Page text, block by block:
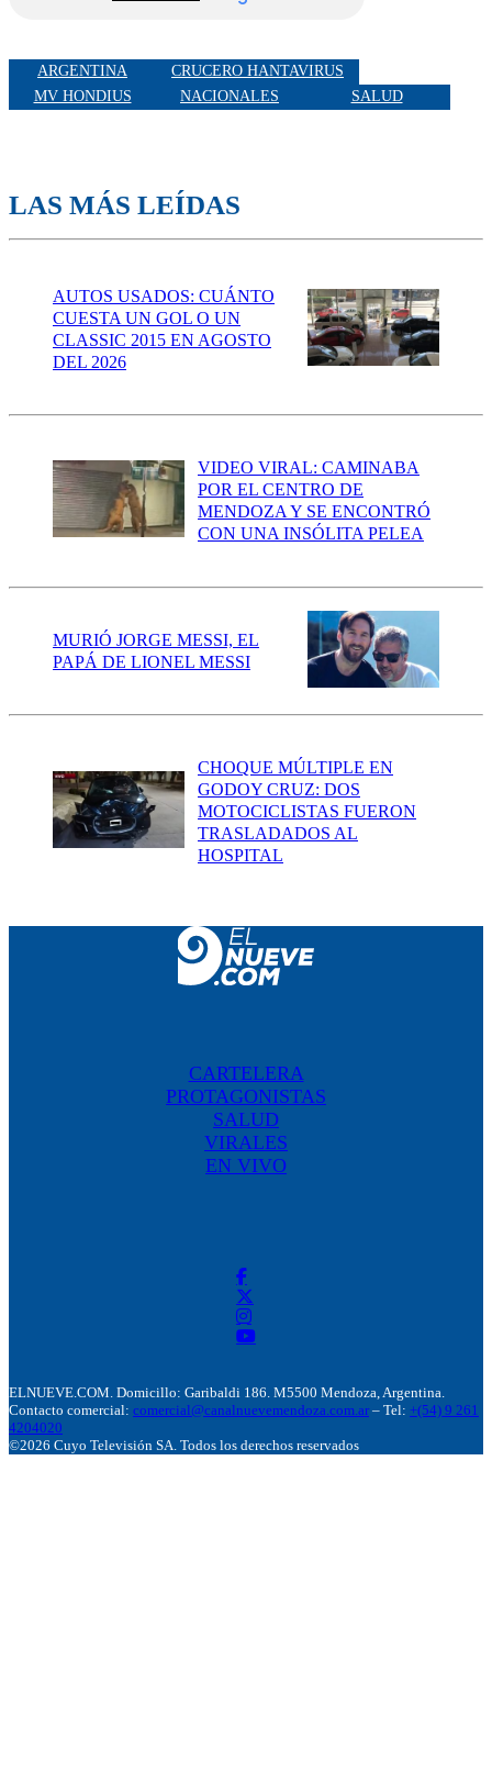
ARGENTINA
CRUCERO HANTAVIRUS
MV HONDIUS
NACIONALES SALUD
LAS MÁS LEÍDAS
AUTOS USADOS: CUÁNTO
CUESTA UN GOL O UN
CLASSIC 2015 EN AGOSTO
DEL 2026
VIDEO VIRAL: CAMINABA
POR EL CENTRO DE
MENDOZA Y SE ENCONTRÓ
CON UNA INSÓLITA PELEA
MURIÓ JORGE MESSI, EL
PAPÁ DE LIONEL MESSI
CHOQUE MÚLTIPLE EN
GODOY CRUZ: DOS
MOTOCICLISTAS FUERON
TRASLADADOS AL
HOSPITAL
CARTELERA
PROTAGONISTAS
SALUD
VIRALES
EN VIVO
ELNUEVE.COM. Domicillo: Garibaldi 186. M5500 Mendoza, Argentina.
Contacto comercial: comercial@canalnuevemendoza.com.ar – Tel: +(54) 9 261
4204020
©2026 Cuyo Televisión SA. Todos los derechos reservados